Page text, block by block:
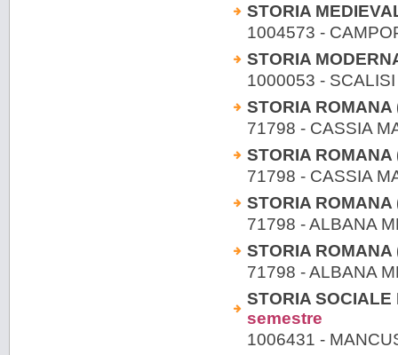
STORIA
1004573 -
STORIA
1000053 -
STORIA ROMANA
71798 - CASSIA
STORIA ROMANA
71798 - CASSIA
STORIA ROMANA
71798 - ALBANA
STORIA ROMANA
71798 - ALBANA
STORIA
semestre
1006431 -